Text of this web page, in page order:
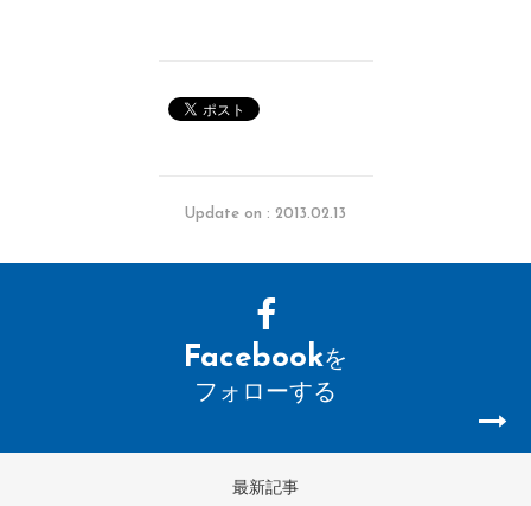
Update on : 2013.02.13
Facebookを
フォローする
最新記事